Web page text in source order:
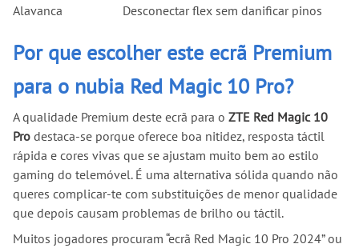
Alavanca
Desconectar flex sem danificar pinos
Por que escolher este ecrã Premium
para o nubia Red Magic 10 Pro?
A qualidade Premium deste ecrã para o ZTE Red Magic 10
Pro destaca-se porque oferece boa nitidez, resposta táctil
rápida e cores vivas que se ajustam muito bem ao estilo
gaming do telemóvel. É uma alternativa sólida quando não
queres complicar-te com substituições de menor qualidade
que depois causam problemas de brilho ou táctil.
Muitos jogadores procuram “ecrã Red Magic 10 Pro 2024” ou